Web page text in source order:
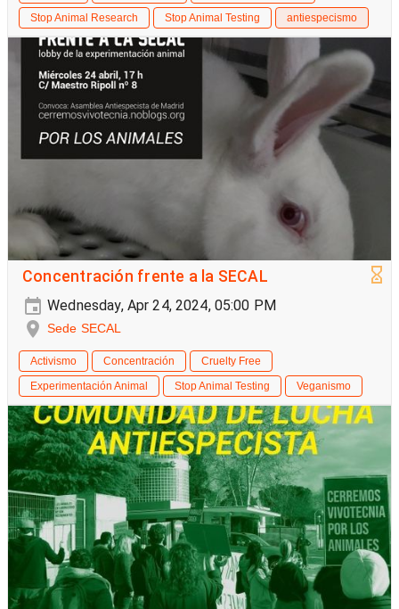
Stop Animal Research
Stop Animal Testing antiespecismo
Concentración frente a la SECAL
Wednesday, Apr 24, 2024, 05:00 PM
Sede SECAL
Activismo Concentración
Cruelty Free
Experimentación Animal
Stop Animal Testing Veganismo